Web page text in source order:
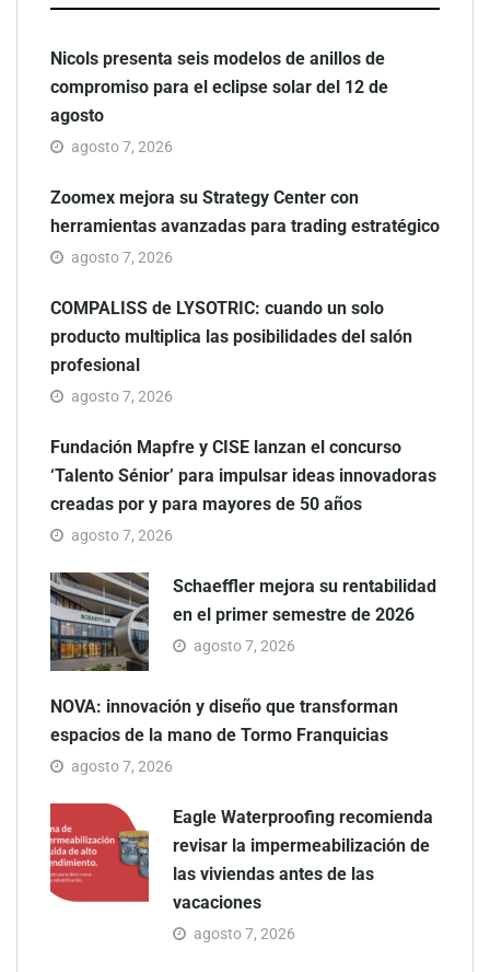
Nicols presenta seis modelos de anillos de
compromiso para el eclipse solar del 12 de
agosto
agosto 7, 2026
Zoomex mejora su Strategy Center con
herramientas avanzadas para trading estratégico
agosto 7, 2026
COMPALISS de LYSOTRIC: cuando un solo
producto multiplica las posibilidades del salón
profesional
agosto 7, 2026
Fundación Mapfre y CISE lanzan el concurso
‘Talento Sénior’ para impulsar ideas innovadoras
creadas por y para mayores de 50 años
agosto 7, 2026
Schaeffler mejora su rentabilidad
en el primer semestre de 2026
agosto 7, 2026
NOVA: innovación y diseño que transforman
espacios de la mano de Tormo Franquicias
agosto 7, 2026
Eagle Waterproofing recomienda
revisar la impermeabilización de
las viviendas antes de las
vacaciones
agosto 7, 2026